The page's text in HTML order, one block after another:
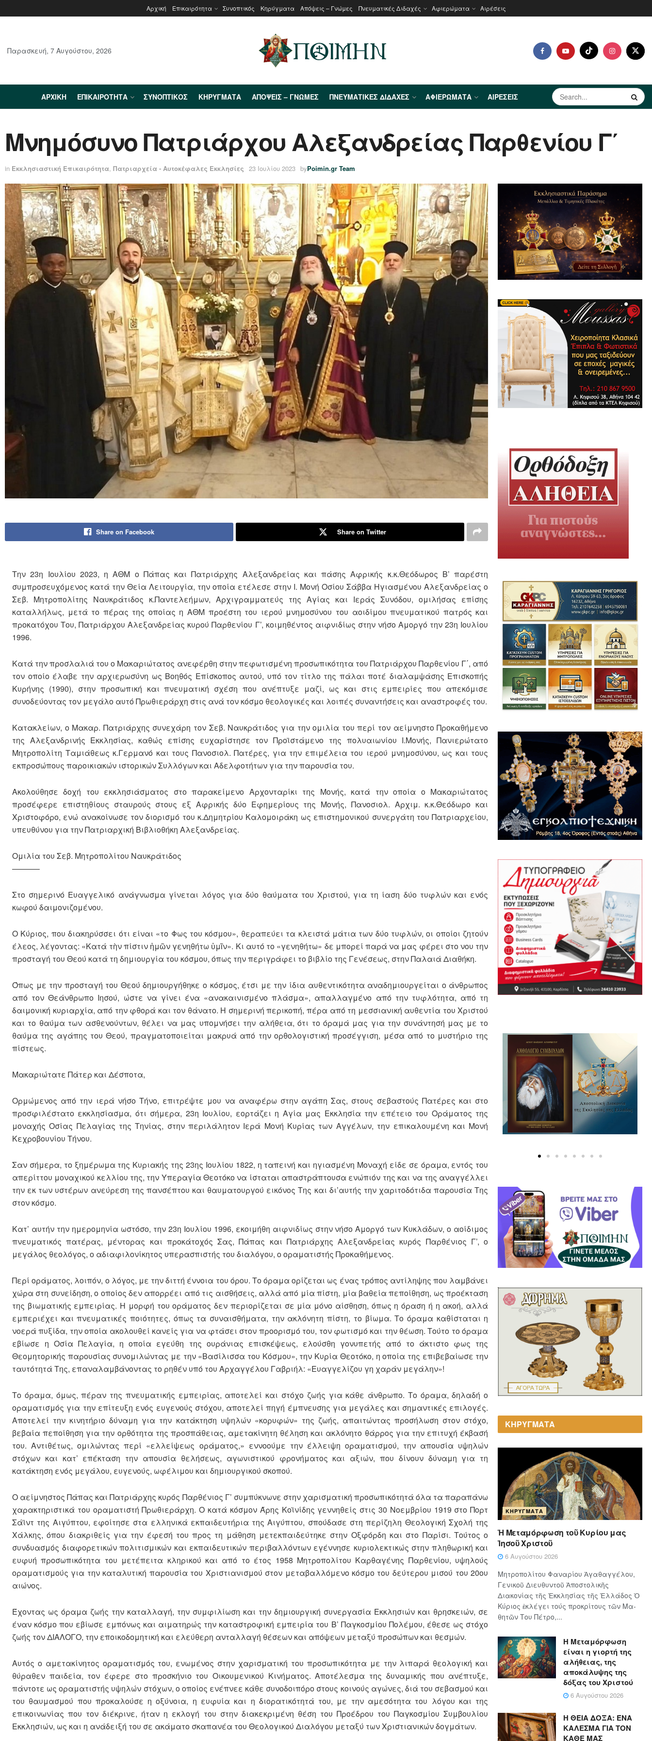
Αρχική Επικαιρότητα Συνοπτικός Κηρύγματα Απόψεις – Γνώμες Πνευματικές Διδαχές Αφιερώματα Αιρέσεις
Παρασκευή, 7 Αυγούστου, 2026
ΑΡΧΙΚΉ ΕΠΙΚΑΙΡΌΤΗΤΑ ΣΥΝΟΠΤΙΚΌΣ ΚΗΡΎΓΜΑΤΑ ΑΠΌΨΕΙΣ – ΓΝΏΜΕΣ ΠΝΕΥΜΑΤΙΚΈΣ ΔΙΔΑΧΈΣ ΑΦΙΕΡΏΜΑΤΑ ΑΙΡΈΣΕΙΣ
Μνημόσυνο Πατριάρχου Αλεξανδρείας Παρθενίου Γ΄
in Εκκλησιαστική Επικαιρότητα, Πατριαρχεία - Αυτοκέφαλες Εκκλησίες 23 Ιουλίου 2023 byPoimin.gr Team
Share on Facebook Share on Twitter
Την 23η Ιουλίου 2023, η ΑΘΜ ο Πάπας και Πατριάρχης Αλεξανδρείας και πάσης Αφρικής κ.κ.Θεόδωρος Β’ παρέστη
συμπροσευχόμενος κατά την Θεία Λειτουργία, την οποία ετέλεσε στην Ι. Μονή Οσίου Σάββα Ηγιασμένου Αλεξανδρείας ο
Σεβ. Μητροπολίτης Ναυκράτιδος κ.Παντελεήμων, Αρχιγραμματεύς της Αγίας και Ιεράς Συνόδου, ομιλήσας επίσης
καταλλήλως, μετά το πέρας της οποίας η ΑΘΜ προέστη του ιερού μνημοσύνου του αοιδίμου πνευματικού πατρός και
προκατόχου Του, Πατριάρχου Αλεξανδρείας κυρού Παρθενίου Γ’, κοιμηθέντος αιφνιδίως στην νήσο Αμοργό την 23η Ιουλίου
1996.
Κατά την προσλαλιά του ο Μακαριώτατος ανεφέρθη στην πεφωτισμένη προσωπικότητα του Πατριάρχου Παρθενίου Γ΄, από
τον οποίο έλαβε την αρχιερωσύνη ως Βοηθός Επίσκοπος αυτού, υπό τον τίτλο της πάλαι ποτέ διαλαμψάσης Επισκοπής
Κυρήνης (1990), στην προσωπική και πνευματική σχέση που ανέπτυξε μαζί, ως και στις εμπειρίες που απεκόμισε
συνοδεύοντας τον μεγάλο αυτό Πρωθιεράρχη στις ανά τον κόσμο θεολογικές και λοιπές συναντήσεις και αναστροφές του.
Κατακλείων, ο Μακαρ. Πατριάρχης συνεχάρη τον Σεβ. Ναυκράτιδος για την ομιλία του περί τον αείμνηστο Προκαθήμενο
της Αλεξανδρινής Εκκλησίας, καθώς επίσης ευχαρίστησε τον Προϊστάμενο της πολυαιωνίου Ι.Μονής, Πανιερώτατο
Μητροπολίτη Ταμιάθεως κ.Γερμανό και τους Πανοσιολ. Πατέρες, για την επιμέλεια του ιερού μνημοσύνου, ως και τους
εκπροσώπους παροικιακών ιστορικών Συλλόγων και Αδελφοτήτων για την παρουσία του.
Ακολούθησε δοχή του εκκλησιάσματος στο παρακείμενο Αρχονταρίκι της Μονής, κατά την οποία ο Μακαριώτατος
προσέφερε επιστηθίους σταυρούς στους εξ Αφρικής δύο Εφημερίους της Μονής, Πανοσιολ. Αρχιμ. κ.κ.Θεόδωρο και
Χριστοφόρο, ενώ ανακοίνωσε τον διορισμό του κ.Δημητρίου Καλομοιράκη ως επιστημονικού συνεργάτη του Πατριαρχείου,
υπευθύνου για την Πατριαρχική Βιβλιοθήκη Αλεξανδρείας.
Ομιλία του Σεβ. Μητροπολίτου Ναυκράτιδος
———–
Στο σημερινό Ευαγγελικό ανάγνωσμα γίνεται λόγος για δύο θαύματα του Χριστού, για τη ίαση δύο τυφλών και ενός
κωφού δαιμονιζομένου.
Ο Κύριος, που διακηρύσσει ότι είναι «το Φως του κόσμου», θεραπεύει τα κλειστά μάτια των δύο τυφλών, οι οποίοι ζητούν
έλεος, λέγοντας: «Κατά τὴν πίστιν ἡμῶν γενηθήτω ὑμῖν». Κι αυτό το «γενηθήτω» δε μπορεί παρά να μας φέρει στο νου την
προσταγή του Θεού κατά τη δημιουργία του κόσμου, όπως την περιγράφει το βιβλίο της Γενέσεως, στην Παλαιά Διαθήκη.
Όπως με την προσταγή του Θεού δημιουργήθηκε ο κόσμος, έτσι με την ίδια αυθεντικότητα αναδημιουργείται ο άνθρωπος
από τον Θεάνθρωπο Ιησού, ώστε να γίνει ένα «ανακαινισμένο πλάσμα», απαλλαγμένο από την τυφλότητα, από τη
δαιμονική κυριαρχία, από την φθορά και τον θάνατο. Η σημερινή περικοπή, πέρα από τη μεσσιανική αυθεντία του Χριστού
και το θαύμα των ασθενούντων, θέλει να μας υπομνήσει την αλήθεια, ότι το όραμά μας για την συνάντησή μας με το
θαύμα της αγάπης του Θεού, πραγματοποιείται μακρυά από την ορθολογιστική προσέγγιση, μέσα από το μυστήριο της
πίστεως.
Μακαριώτατε Πάτερ και Δέσποτα,
Ορμώμενος από την ιερά νήσο Τήνο, επιτρέψτε μου να αναφέρω στην αγάπη Σας, στους σεβαστούς Πατέρες και στο
προσφιλέστατο εκκλησίασμα, ότι σήμερα, 23η Ιουλίου, εορτάζει η Αγία μας Εκκλησία την επέτειο του Οράματος της
μοναχής Οσίας Πελαγίας της Τηνίας, στην περιλάλητον Ιερά Μονή Κυρίας των Αγγέλων, την επικαλουμένη και Μονή
Κεχροβουνίου Τήνου.
Σαν σήμερα, το ξημέρωμα της Κυριακής της 23ης Ιουλίου 1822, η ταπεινή και ηγιασμένη Μοναχή είδε σε όραμα, εντός του
απερίττου μοναχικού κελλίου της, την Υπεραγία Θεοτόκο να ίσταται απαστράπτουσα ενώπιόν της και να της αναγγέλλει
την εκ των υστέρων ανεύρεση της πανσέπτου και θαυματουργού εικόνος Της και δι’αυτής την χαριτοδότιδα παρουσία Της
στον κόσμο.
Κατ’ αυτήν την ημερομηνία ωστόσο, την 23η Ιουλίου 1996, εκοιμήθη αιφνιδίως στην νήσο Αμοργό των Κυκλάδων, ο αοίδιμος
πνευματικός πατέρας, μέντορας και προκάτοχός Σας, Πάπας και Πατριάρχης Αλεξανδρείας κυρός Παρθένιος Γ’, ο
μεγάλος θεολόγος, ο αδιαφιλονίκητος υπερασπιστής του διαλόγου, ο οραματιστής Προκαθήμενος.
Περί οράματος, λοιπόν, ο λόγος, με την διττή έννοια του όρου. Το όραμα ορίζεται ως ένας τρόπος αντίληψης που λαμβάνει
χώρα στη συνείδηση, ο οποίος δεν απορρέει από τις αισθήσεις, αλλά από μία πίστη, μία βαθεία πεποίθηση, ως προέκταση
της βιωματικής εμπειρίας. Η μορφή του οράματος δεν περιορίζεται σε μία μόνο αίσθηση, όπως η όραση ή η ακοή, αλλά
εμπεριέχει και πνευματικές ποιότητες, όπως τα συναισθήματα, την ακλόνητη πίστη, το βίωμα. Το όραμα καθίσταται η
νοερά πυξίδα, την οποία ακολουθεί κανείς για να φτάσει στον προορισμό του, τον φωτισμό και την θέωση. Τούτο το όραμα
εβίωσε η Οσία Πελαγία, η οποία εγεύθη της ουράνιας επισκέψεως, ελούσθη γονυπετής από το άκτιστο φως της
Θεομητορικής παρουσίας συνομιλώντας με την «Βασίλισσα του Κόσμου», την Κυρία Θεοτόκο, η οποία της επιβεβαίωσε την
ταυτότητά Της, επαναλαμβάνοντας το ρηθέν υπό του Αρχαγγέλου Γαβριήλ: «Ευαγγελίζου γη χαράν μεγάλην»!
Το όραμα, όμως, πέραν της πνευματικής εμπειρίας, αποτελεί και στόχο ζωής για κάθε άνθρωπο. Το όραμα, δηλαδή ο
οραματισμός για την επίτευξη ενός ευγενούς στόχου, αποτελεί πηγή έμπνευσης για μεγάλες και σημαντικές επιλογές.
Αποτελεί την κινητήριο δύναμη για την κατάκτηση υψηλών «κορυφών» της ζωής, απαιτώντας προσήλωση στον στόχο,
βεβαία πεποίθηση για την ορθότητα της προσπάθειας, αμετακίνητη θέληση και ακλόνητο θάρρος για την επιτυχή έκβασή
του. Αντιθέτως, ομιλώντας περί «ελλείψεως οράματος,» εννοούμε την έλλειψη οραματισμού, την απουσία υψηλών
στόχων και κατ’ επέκταση την απουσία θελήσεως, αγωνιστικού φρονήματος και αξιών, που δίνουν δύναμη για τη
κατάκτηση ενός μεγάλου, ευγενούς, ωφέλιμου και δημιουργικού σκοπού.
Ο αείμνηστος Πάπας και Πατριάρχης κυρός Παρθένιος Γ’ συμπύκνωνε στην χαρισματική προσωπικότητά όλα τα παραπάνω
χαρακτηριστικά του οραματιστή Πρωθιεράρχη. Ο κατά κόσμον Άρης Κοϊνίδης γεννηθείς στις 30 Νοεμβρίου 1919 στο Πορτ
Σάϊντ της Αιγύπτου, εφοίτησε στα ελληνικά εκπαιδευτήρια της Αιγύπτου, σπούδασε στη περίζηλη Θεολογική Σχολή της
Χάλκης, όπου διακριθείς για την έφεσή του προς τη μάθηση μετεκπαιδεύτηκε στην Οξφόρδη και στο Παρίσι. Τούτος ο
συνδυασμός διαφορετικών πολιτισμικών και εκπαιδευτικών περιβαλλόντων εγέννησε κυριολεκτικώς στην πληθωρική και
ευφυή προσωπικότητα του μετέπειτα κληρικού και από το έτος 1958 Μητροπολίτου Καρθαγένης Παρθενίου, υψηλούς
οραματισμούς για την καταλυτική παρουσία του Χριστιανισμού στον μεταβαλλόμενο κόσμο του δεύτερου μισού του 20ου
αιώνος.
Έχοντας ως όραμα ζωής την καταλλαγή, την συμφιλίωση και την δημιουργική συνεργασία Εκκλησιών και θρησκειών, σε
έναν κόσμο που εβίωσε εμπόνως και αιματηρώς την καταστροφική εμπειρία του Β’ Παγκοσμίου Πολέμου, έθεσε ως στόχο
ζωής τον ΔΙΑΛΟΓΟ, την εποικοδομητική και ελεύθερη ανταλλαγή θέσεων και απόψεων μεταξύ προσώπων και θεσμών.
Αυτός ο αμετακίνητος οραματισμός του, ενωμένος στην χαρισματική του προσωπικότητα με την λιπαρά θεολογική και
θύραθεν παιδεία, τον έφερε στο προσκήνιο του Οικουμενικού Κινήματος. Αποτέλεσμα της δυναμικής που ανέπτυξε,
πάντοτε ως οραματιστής υψηλών στόχων, ο οποίος ενέπνεε κάθε συνοδοιπόρο στους κοινούς αγώνες, διά του σεβασμού και
του θαυμασμού που προκαλούσε η οξύνοια, η ευφυία και η διορατικότητά του, με την αμεσότητα του λόγου και της
επικοινωνίας που τον διέκρινε, ήταν η εκλογή του στην διακεκριμένη θέση του Προέδρου του Παγκοσμίου Συμβουλίου
Εκκλησιών, ως και η ανάδειξή του σε ακάματο σκαπανέα του Θεολογικού Διαλόγου μεταξύ των Χριστιανικών δογμάτων.
ΚΗΡΥΓΜΑΤΑ
ΚΗΡΎΓΜΑΤΑ
Ἡ Μεταμόρφωση τοῦ Κυρίου μας
Ἰησοῦ Χριστοῦ
6 Αυγούστου 2026
Μητροπολίτου Φαναρίου Ἀγαθαγγέλου,
Γενικοῦ Διευθυντοῦ Ἀποστολικῆς
Διακονίας τῆς Ἐκκλησίας τῆς Ἑλλάδος Ὁ
Κύ­ρι­ος ἐκλέγει τούς προ­κρί­τους τῶν Μα­
θη­τῶν Του Πέ­τρο,...
Η Μεταμόρφωση
είναι η γιορτή της
αλήθειας, της
αποκάλυψης της
δόξας του Χριστού
6 Αυγούστου 2026
Η ΘΕΙΑ ΔΟΞΑ: ΈΝΑ
ΚΑΛΕΣΜΑ ΓΙΑ ΤΟΝ
ΚΑΘΕ ΜΑΣ